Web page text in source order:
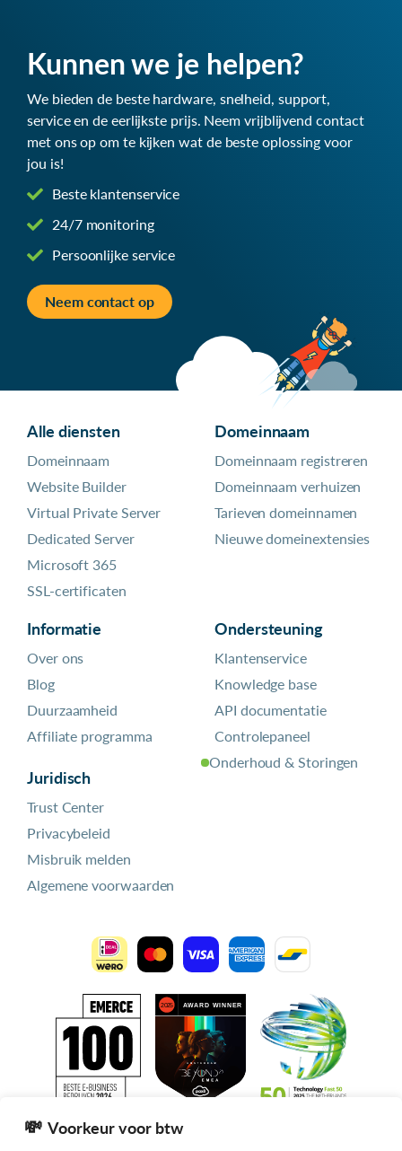
Kunnen we je helpen?
We bieden de beste hardware, snelheid, support,
service en de eerlijkste prijs. Neem vrijblijvend contact
met ons op om te kijken wat de beste oplossing voor
jou is!
Beste klantenservice
24/7 monitoring
Persoonlijke service
Neem contact op
Alle diensten
Domeinnaam
Website Builder
Virtual Private Server
Dedicated Server
Microsoft 365
SSL-certificaten
Domeinnaam
Domeinnaam registreren
Domeinnaam verhuizen
Tarieven domeinnamen
Nieuwe domeinextensies
Informatie
Over ons
Blog
Duurzaamheid
Affiliate programma
Juridisch
Trust Center
Privacybeleid
Misbruik melden
Algemene voorwaarden
Ondersteuning
Klantenservice
Knowledge base
API documentatie
Controlepaneel
Onderhoud & Storingen
Voorkeur voor btw